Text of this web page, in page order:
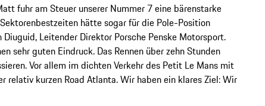
fuhr am Steuer unserer Nummer 7 eine bärenstarke
hätte sogar für die Pole-Position
Leitender Direktor Porsche Penske Motorsport.
sehr guten Eindruck. Das Rennen über zehn Stunden
Vor allem im dichten Verkehr des Petit Le Mans mit
relativ kurzen Road Atlanta. Wir haben ein klares Ziel: Wir